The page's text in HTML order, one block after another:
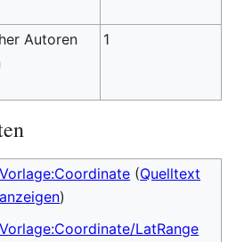
Autoren
1
Vorlage:Coordinate (Quelltext
anzeigen)
Vorlage:Coordinate/LatRange